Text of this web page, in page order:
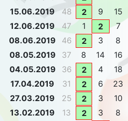
15.06.2019
48 2 9 15
12.06.2019
47 1 2 7
08.06.2019
46 2 3 8
08.05.2019
37 8 14 16
04.05.2019
36 2 4 18
17.04.2019
31 2 6 23
27.03.2019
25 2 3 10
13.02.2019
13 2 3 8